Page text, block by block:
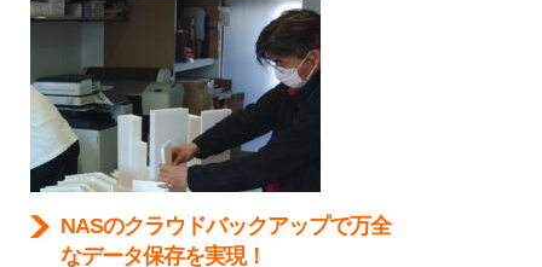
NASのクラウドバックアップで万全
なデータ保存を実現！